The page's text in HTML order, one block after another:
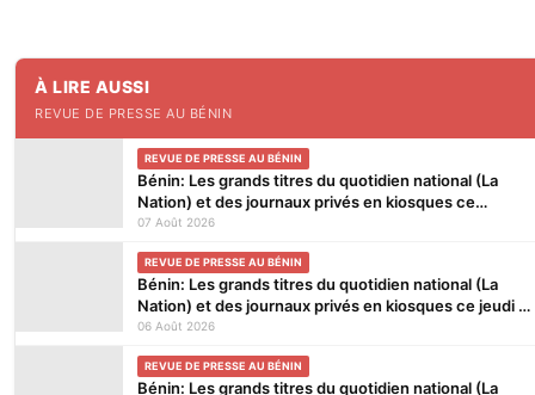
À LIRE AUSSI
REVUE DE PRESSE AU BÉNIN
REVUE DE PRESSE AU BÉNIN
Bénin: Les grands titres du quotidien national (La
Nation) et des journaux privés en kiosques ce
vendredi 7 Août 2026
07 Août 2026
REVUE DE PRESSE AU BÉNIN
Bénin: Les grands titres du quotidien national (La
Nation) et des journaux privés en kiosques ce jeudi 6
Août 2026
06 Août 2026
REVUE DE PRESSE AU BÉNIN
Bénin: Les grands titres du quotidien national (La